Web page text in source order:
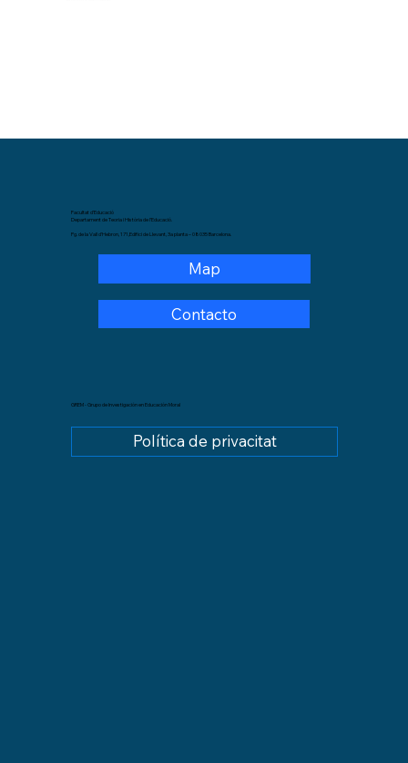
GREM - Grupo de Investigación en Educación Moral
Política de privacitat
Facultat d’Educació
Departament de Teoria i Història de l’Educació.
Pg. de la Vall d’Hebron, 171,Edifici de Llevant, 3a planta – 08035 Barcelona.
Map
Contacto